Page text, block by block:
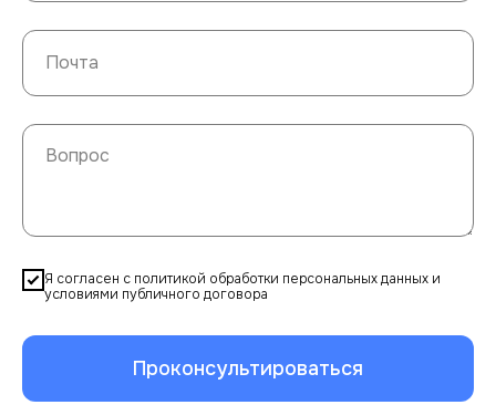
Я согласен с политикой обработки персональных данных и
условиями публичного договора
Проконсультироваться